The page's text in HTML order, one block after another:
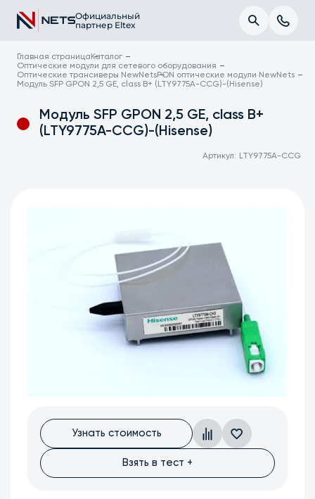
Официальный
партнер Eltex
Главная страница Каталог
Оптические модули для сетевого оборудования
Оптические трансиверы NewNetsPON оптические модули NewNets
Модуль SFP GPON 2,5 GE, class B+ (LTY9775A-CCG)-(Hisense)
Модуль SFP GPON 2,5 GE, class B+
(LTY9775A-CCG)-(Hisense)
Артикул: LTY9775A-CCG
Узнать стоимость
Взять в тест +